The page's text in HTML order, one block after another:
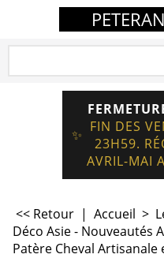
✨ FIN DES
23H59.
AVRIL-MAI
<< Retour | Accueil >
Déco Asie - Nouveautés
Patère Cheval